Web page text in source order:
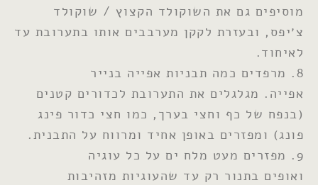
מוסיפים גם את השוקולד הקצוץ / שוקולד
צ׳יפס, ובעזרת לקקן מערבבים אותו בתערובת עד
לאיחוד.
8. מרפדים כמה תבניות אפייה בנייר
אפייה. מגלגלים את התערובת לכדורים קטנים
(בנפח של כף וחצי בערך, כמו חצי כדור פינג
פונג) ומפזרים באופן אחיד ומרווח על התבנית.
9. מפזרים מעט מלח ים על כל עוגיה
ואופים בתנור רק עד שהעוגיות מזהיבות